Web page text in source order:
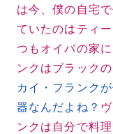
は今、僕の自宅
ていたのはティ
つもオイバの家
ンクはブラック
カイ・フランク
器なんだよね？
ンクは自分で料